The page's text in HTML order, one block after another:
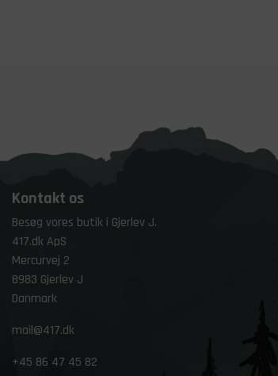
Kontakt os
Besøg vores butik i Gjerlev J.
417.dk ApS
Mercurvej 2
8983 Gjerlev J
Danmark
mail@417.dk
+45 86 47 45 82